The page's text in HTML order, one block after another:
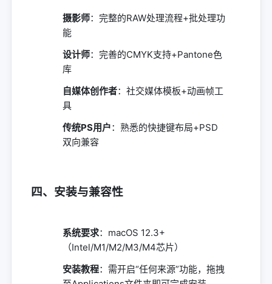
摄影师：完整的RAW处理流程+批处理功
能
设计师：完善的CMYK支持+Pantone色
库
自媒体创作者：社交媒体模板+动画帧工
具
传统PS用户：熟悉的快捷键布局+PSD
双向兼容
四、安装与兼容性
系统要求：macOS 12.3+
（Intel/M1/M2/M3/M4芯片）
安装教程：需开启“任何来源”功能，拖拽